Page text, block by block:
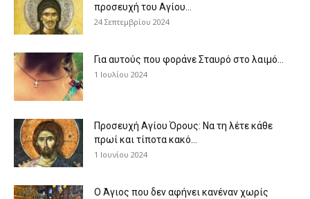
προσευχή του Αγίου...
24 Σεπτεμβρίου 2024
Για αυτούς που φοράνε Σταυρό στο λαιμό…
1 Ιουλίου 2024
Προσευχή Αγίου Όρους: Να τη λέτε κάθε
πρωί και τίποτα κακό...
1 Ιουνίου 2024
Ο Άγιος που δεν αφήνει κανέναν χωρίς